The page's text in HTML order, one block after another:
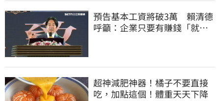
預告基本工資將破3萬 賴清德
呼籲：企業只要有賺錢「就該
超神減肥神器！橘子不要直接
吃，加點這個！體重天天下降